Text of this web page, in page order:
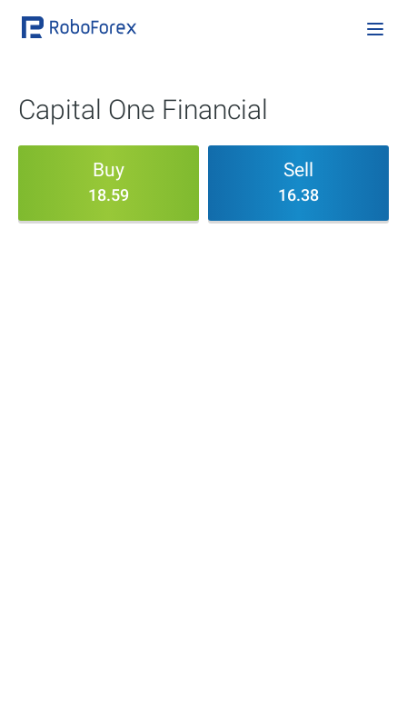
Capital One Financial
Buy
18.59
Sell
16.38